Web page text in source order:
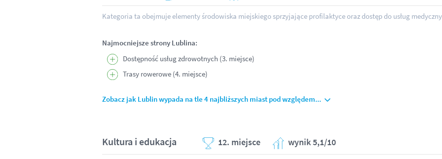
Kategoria ta obejmuje elementy środowiska miejskiego sprzyjające profilaktyce oraz dostęp do usług
Najmocniejsze strony Lublina:
Dostępność usług zdrowotnych (3. miejsce)
Trasy rowerowe (4. miejsce)
Zobacz jak Lublin wypada na tle 4 najbliższych miast pod względem...
Kultura i edukacja 12. miejsce wynik 5,1/10